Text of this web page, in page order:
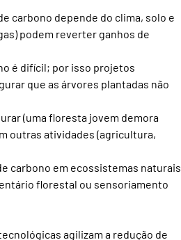
carbono depende do clima, solo e
podem reverter ganhos de
é difícil; por isso projetos
que as árvores plantadas não
(uma floresta jovem demora
outras atividades (agricultura,
carbono em ecossistemas naturais
florestal ou sensoriamento
agilizam a redução de